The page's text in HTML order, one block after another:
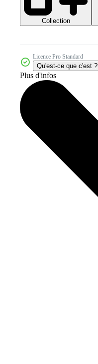
Collection
Licence Pro Standard
Qu'est-ce que c'est ?
Plus d'infos